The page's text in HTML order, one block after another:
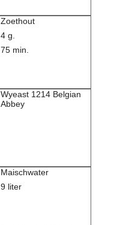
Zoethout
4 g.
75 min.
Wyeast 1214 Belgian
Abbey
Maischwater
9 liter